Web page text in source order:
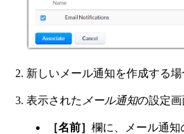
新しいメール通知を作成する
表示された メール通知の設定画
［名前］ 欄に、メール通知